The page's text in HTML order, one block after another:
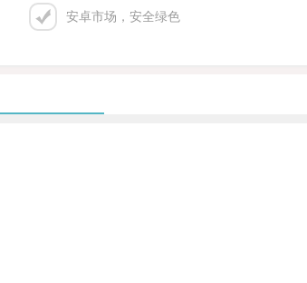
安卓市场，安全绿色